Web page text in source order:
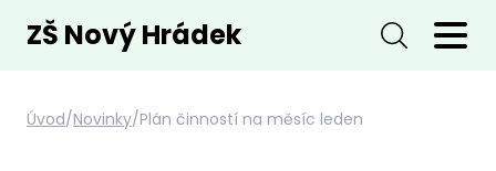
ZŠ Nový Hrádek
Úvod/Novinky/Plán činností na měsíc leden